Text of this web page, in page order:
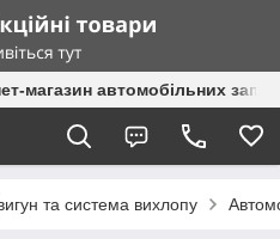
магазин автомобільних
та система вихлопу